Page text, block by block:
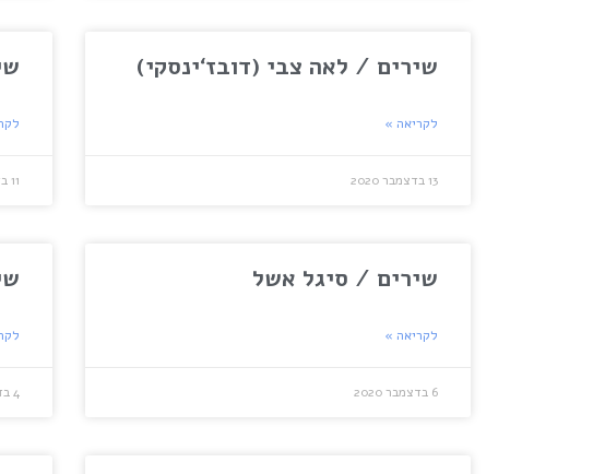
שירים / לאה צבי (דובז‘ינסקי)
לקריאה »
13 בדצמבר 2020 11 בדצמבר 2020
שירים / סיגל אשל
לקריאה »
6 בדצמבר 2020 4 בדצמבר 2020